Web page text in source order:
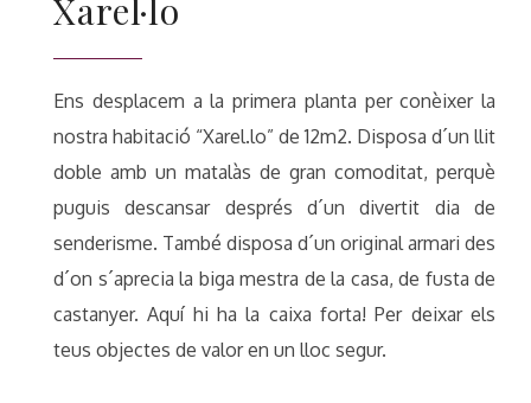
Xarel·lo
Ens desplacem a la primera planta per conèixer la
nostra habitació “Xarel.lo” de 12m2. Disposa d´un llit
doble amb un matalàs de gran comoditat, perquè
puguis descansar després d´un divertit dia de
senderisme. També disposa d´un original armari des
d´on s´aprecia la biga mestra de la casa, de fusta de
castanyer. Aquí hi ha la caixa forta! Per deixar els
teus objectes de valor en un lloc segur.